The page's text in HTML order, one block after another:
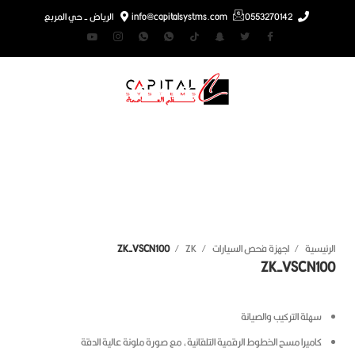
0553270142
info@capitalsystms.com الرياض - حي المربع
اجهزة فحص السيارات ZK
ZK-VSCN100
ZK-
سهلة التركيب والصيانة
كاميرا مسح الخطوط الرقمية التلقائية، مع صورة ملونة عالية الدقة